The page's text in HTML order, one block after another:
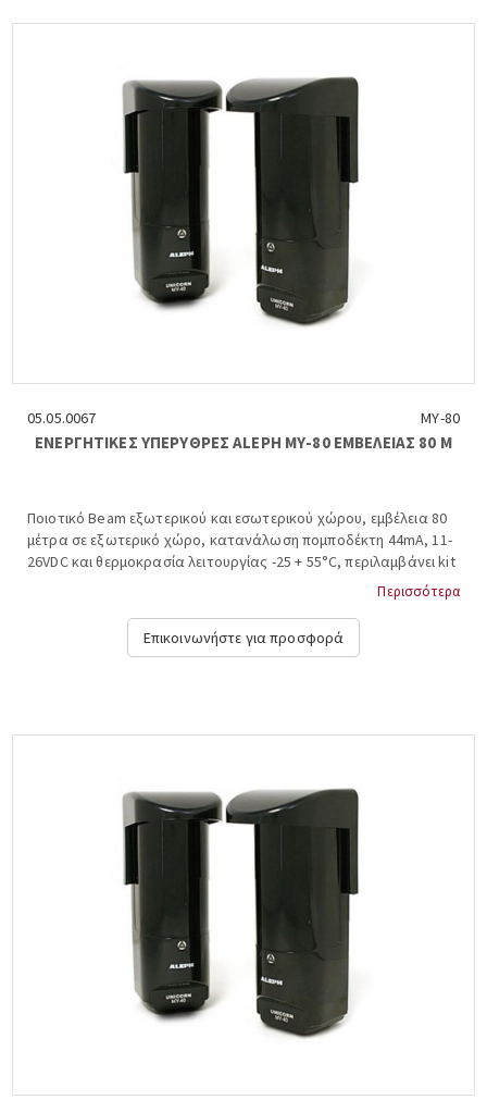
05.05.0067 ΜΥ-80
ΕΝΕΡΓΗΤΙΚΕΣ ΥΠΕΡΥΘΡΕΣ ALEPH ΜΥ-80 ΕΜΒΕΛΕΙΑΣ 80 Μ
Ποιοτικό Beam εξωτερικού και εσωτερικού χώρου, εμβέλεια 80
μέτρα σε εξωτερικό χώρο, κατανάλωση πομποδέκτη 44mA, 11-
26VDC και θερμοκρασία λειτουργίας -25 + 55°C, περιλαμβάνει kit
για στήριξη σε τοίχο ή κολώνα και σκίαστρο (απαιτούμενη
διάμετρος στύλου στήριξης 42,7 χιλιοστά), διαστάσεις υ*π*β:
20,1×7,2×7,5 εκατοστά. ALEPH, ΜΥ-80....
Περισσότερα
Επικοινωνήστε για προσφορά